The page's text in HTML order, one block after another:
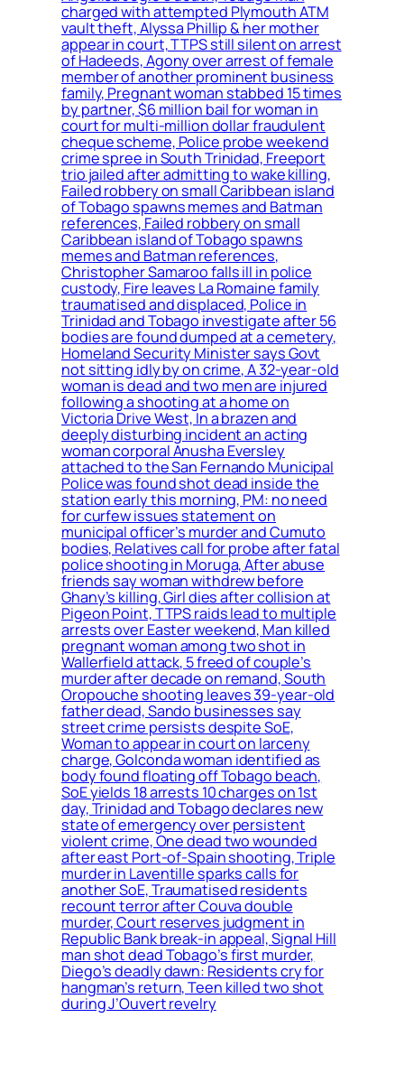
charged with attempted Plymouth ATM
vault theft, Alyssa Phillip & her mother
appear in court, TTPS still silent on arrest
of Hadeeds, Agony over arrest of female
member of another prominent business
family, Pregnant woman stabbed 15 times
by partner, $6 million bail for woman in
court for multi-million dollar fraudulent
cheque scheme, Police probe weekend
crime spree in South Trinidad, Freeport
trio jailed after admitting to wake killing,
Failed robbery on small Caribbean island
of Tobago spawns memes and Batman
references, Failed robbery on small
Caribbean island of Tobago spawns
memes and Batman references,
Christopher Samaroo falls ill in police
custody, Fire leaves La Romaine family
traumatised and displaced, Police in
Trinidad and Tobago investigate after 56
bodies are found dumped at a cemetery,
Homeland Security Minister says Govt
not sitting idly by on crime, A 32-year-old
woman is dead and two men are injured
following a shooting at a home on
Victoria Drive West, In a brazen and
deeply disturbing incident an acting
woman corporal Anusha Eversley
attached to the San Fernando Municipal
Police was found shot dead inside the
station early this morning, PM: no need
for curfew issues statement on
municipal officer’s murder and Cumuto
bodies, Relatives call for probe after fatal
police shooting in Moruga, After abuse
friends say woman withdrew before
Ghany’s killing, Girl dies after collision at
Pigeon Point, TTPS raids lead to multiple
arrests over Easter weekend, Man killed
pregnant woman among two shot in
Wallerfield attack, 5 freed of couple’s
murder after decade on remand, South
Oropouche shooting leaves 39-year-old
father dead, Sando businesses say
street crime persists despite SoE,
Woman to appear in court on larceny
charge, Golconda woman identified as
body found floating off Tobago beach,
SoE yields 18 arrests 10 charges on 1st
day, Trinidad and Tobago declares new
state of emergency over persistent
violent crime, One dead two wounded
after east Port-of-Spain shooting, Triple
murder in Laventille sparks calls for
another SoE, Traumatised residents
recount terror after Couva double
murder, Court reserves judgment in
Republic Bank break-in appeal, Signal Hill
man shot dead Tobago’s first murder,
Diego’s deadly dawn: Residents cry for
hangman’s return, Teen killed two shot
during J’Ouvert revelry